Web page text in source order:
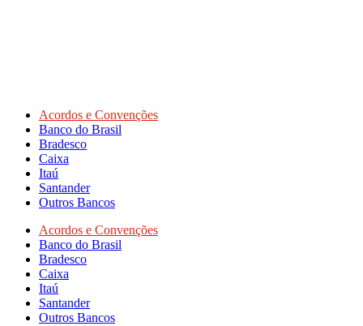
Acordos e Convenções
Banco do Brasil
Bradesco
Caixa
Itaú
Santander
Outros Bancos
Acordos e Convenções
Banco do Brasil
Bradesco
Caixa
Itaú
Santander
Outros Bancos